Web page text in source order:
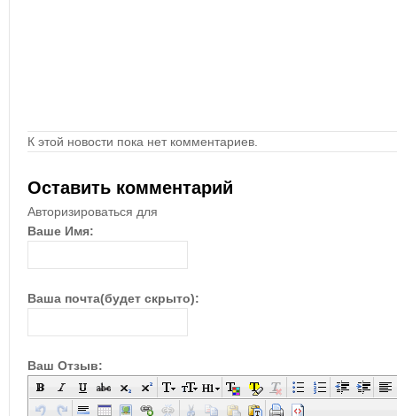
К этой новости пока нет комментариев.
Оставить комментарий
Авторизироваться для
Ваше Имя:
Ваша почта(будет скрыто):
Ваш Отзыв: